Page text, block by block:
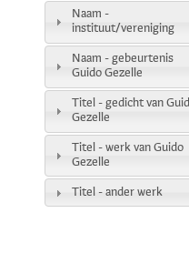
Naam -
instituut/vereniging
Naam - gebeurtenis
Guido Gezelle
Titel - gedicht van
Gezelle
Titel - werk van Guido
Gezelle
Titel - ander werk